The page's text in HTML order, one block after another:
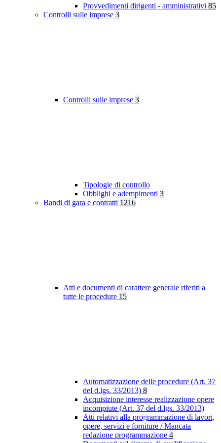
Provvedimenti dirigenti - amministrativi 85
Controlli sulle imprese 3
Controlli sulle imprese 3
Tipologie di controllo
Obblighi e adempimenti 3
Bandi di gara e contratti 1216
Atti e documenti di carattere generale riferiti a
tutte le procedure 15
Automatizzazione delle procedure (Art. 37
del d.lgs. 33/2013) 8
Acquisizione interesse realizzazione opere
incompiute (Art. 37 del d.lgs. 33/2013)
Atti relativi alla programmazione di lavori,
opere, servizi e forniture / Mancata
redazione programmazione 4